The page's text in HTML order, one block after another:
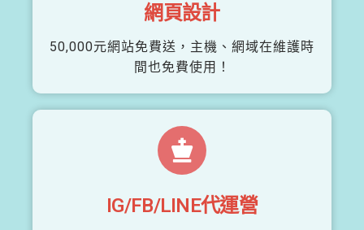
網頁設計
50,000元網站免費送，主機、網域在維護時
間也免費使用！
IG/FB/LINE代運營